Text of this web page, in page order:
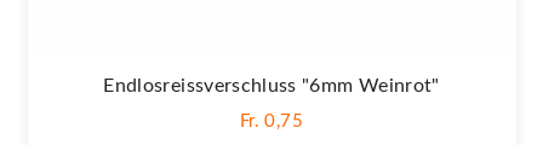
Endlosreissverschluss "6mm Weinrot"
Fr. 0,75